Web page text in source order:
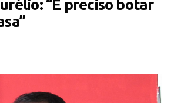
“É preciso botar